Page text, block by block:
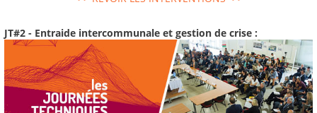
JT#2 - Entraide intercommunale et gestion de crise :